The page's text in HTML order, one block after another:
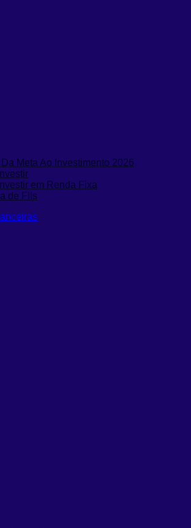
Meta Ao Investimento 2026
em Renda Fixa
de FIIs